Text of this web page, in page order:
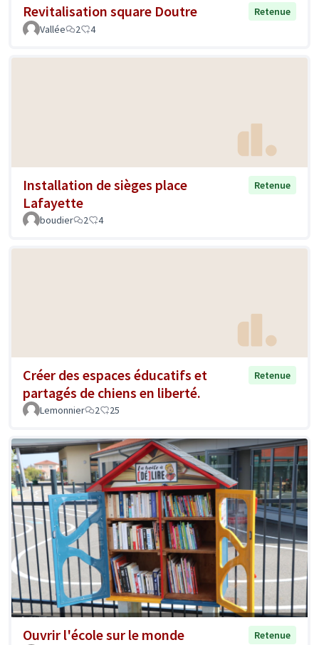
Revitalisation square Doutre
Retenue
Vallée
2 4
Installation de sièges place
Lafayette
Retenue
boudier 2 4
Créer des espaces éducatifs et
partagés de chiens en liberté.
Retenue
Lemonnier 2 25
Ouvrir l'école sur le monde
Retenue